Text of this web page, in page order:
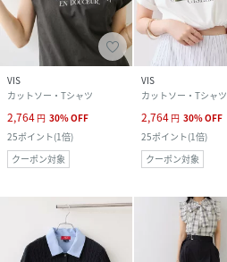
VIS
カットソー・Tシャツ
2,764 円 30%OFF
25ポイント(1倍)
クーポン対象
VIS
カットソー・Tシャツ
2,764 円 30%OFF
25ポイント(1倍)
クーポン対象